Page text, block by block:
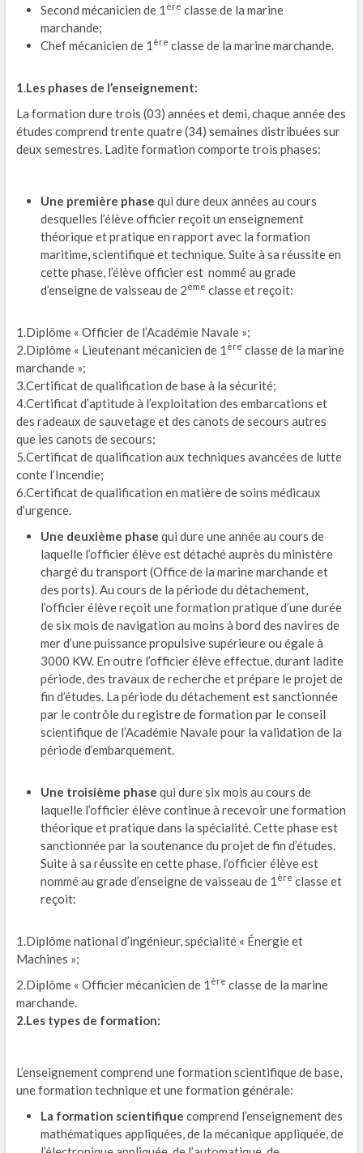
Second mécanicien de 1 ère classe de la marine
marchande;
Chef mécanicien de 1 ère classe de la marine marchande.
1.Les phases de l’enseignement:
La formation dure trois (03) années et demi, chaque année des
études comprend trente quatre (34) semaines distribuées sur
deux semestres. Ladite formation comporte trois phases:
Une première phase qui dure deux années au cours
desquelles l’élève officier reçoit un enseignement
théorique et pratique en rapport avec la formation
maritime, scientifique et technique. Suite à sa réussite en
cette phase, l’élève officier est nommé au grade
d’enseigne de vaisseau de 2ème classe et reçoit:
1.Diplôme « Officier de l’Académie Navale »;
2.Diplôme « Lieutenant mécanicien de 1 ère classe de la marine
marchande »;
3.Certificat de qualification de base à la sécurité;
4.Certificat d’aptitude à l’exploitation des embarcations et
des radeaux de sauvetage et des canots de secours autres
que les canots de secours;
5.Certificat de qualification aux techniques avancées de lutte
conte l’Incendie;
6.Certificat de qualification en matière de soins médicaux
d’urgence.
Une deuxième phase qui dure une année au cours de
laquelle l’officier élève est détaché auprès du ministère
chargé du transport (Office de la marine marchande et
des ports). Au cours de la période du détachement,
l’officier élève reçoit une formation pratique d’une durée
de six mois de navigation au moins à bord des navires de
mer d’une puissance propulsive supérieure ou égale à
3000 KW. En outre l’officier élève effectue, durant ladite
période, des travaux de recherche et prépare le projet de
fin d’études. La période du détachement est sanctionnée
par le contrôle du registre de formation par le conseil
scientifique de l’Académie Navale pour la validation de la
période d’embarquement.
Une troisième phase qui dure six mois au cours de
laquelle l’officier élève continue à recevoir une formation
théorique et pratique dans la spécialité. Cette phase est
sanctionnée par la soutenance du projet de fin d’études.
Suite à sa réussite en cette phase, l’officier élève est
nommé au grade d’enseigne de vaisseau de 1 ère classe et
reçoit:
1.Diplôme national d’ingénieur, spécialité « Énergie et
Machines »;
2.Diplôme « Officier mécanicien de 1 ère classe de la marine
marchande.
2.Les types de formation:
L’enseignement comprend une formation scientifique de base,
une formation technique et une formation générale:
La formation scientifique comprend l’enseignement des
mathématiques appliquées, de la mécanique appliquée, de